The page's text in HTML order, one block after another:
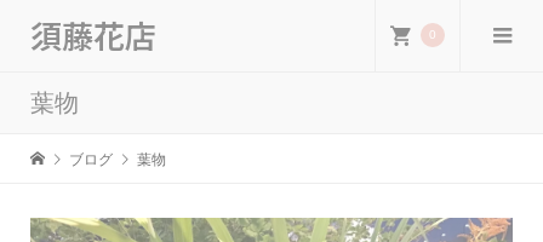
須藤花店 0
葉物
ブログ 葉物